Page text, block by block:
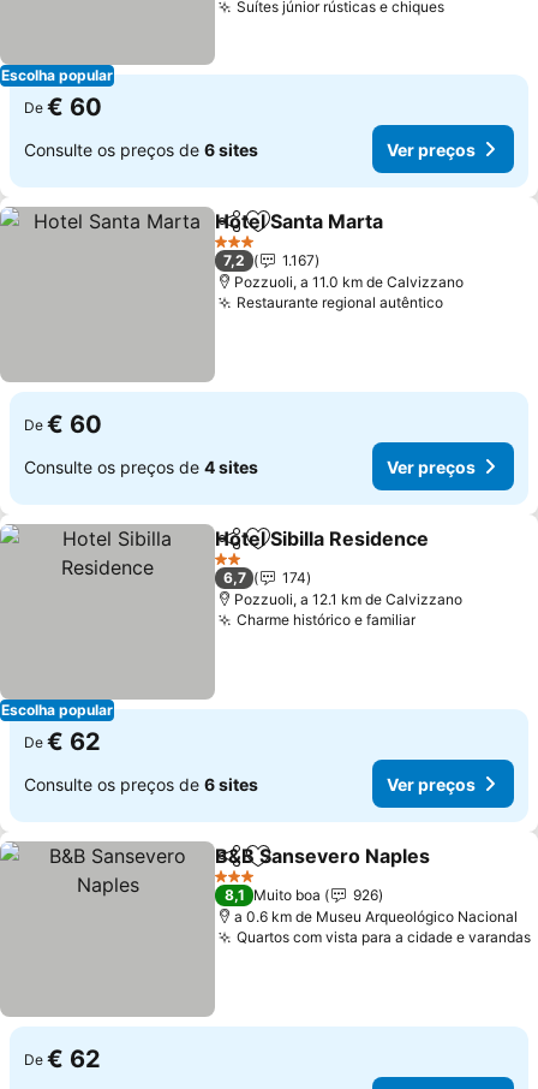
Escolha popular
Suítes júnior rústicas e chiques
De € 60
Consulte os preços de 6 sites Ver preços
PartilharAdicionar aos favoritos
Hotel Santa Marta
3 Estrelas
7,2
1.167
Pozzuoli, a 11.0 km de Calvizzano
Restaurante regional autêntico
De € 60
Consulte os preços de 4 sites Ver preços
Escolha popular
PartilharAdicionar aos favoritos
Hotel Sibilla Residence
2 Estrelas
6,7
174
Pozzuoli, a 12.1 km de Calvizzano
Charme histórico e familiar
De € 62
Consulte os preços de 6 sites Ver preços
PartilharAdicionar aos favoritos
B&B Sansevero Naples
3 Estrelas
8,1 Muito boa
926
a 0.6 km de Museu Arqueológico Nacional
Quartos com vista para a cidade e varandas
De € 62